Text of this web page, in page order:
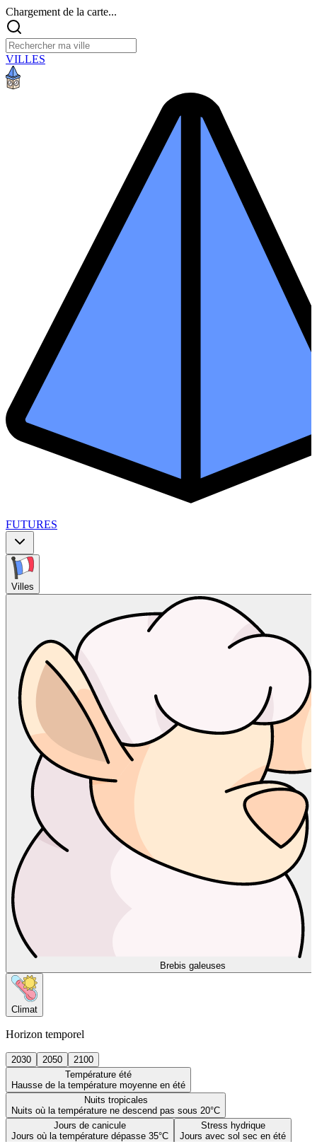
Chargement de la carte...
VILLES
FUTURES
Villes
Brebis galeuses
Climat
Horizon temporel
2030 2050
2100
Température été
Hausse de la température moyenne en été
Nuits tropicales
Nuits où la température ne descend pas sous 20°C
Jours de canicule
Jours où la température dépasse 35°C
Stress hydrique
Jours avec sol sec en été